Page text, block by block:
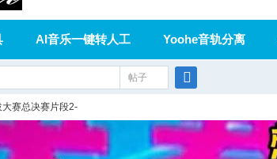
AI音乐一键转人工 Yoohe音轨分离
在线论坛
帖子
索
赛总决赛片段2-